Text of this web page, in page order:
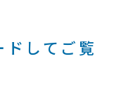
してご覧